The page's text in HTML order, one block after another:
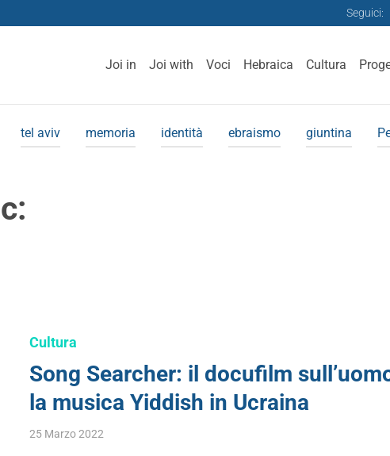
Seguici:
Joi in Joi with Voci Hebraica Cultura
tel aviv memoria identità ebraismo giuntina
Cultura
Song Searcher: il docufilm
la musica Yiddish in Ucraina
25 Marzo 2022